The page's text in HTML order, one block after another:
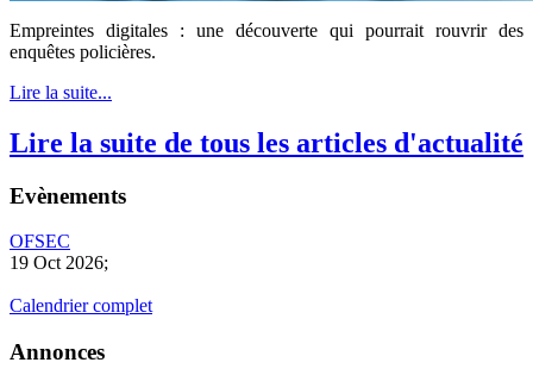
Empreintes digitales : une découverte qui pourrait rouvrir des
enquêtes policières.
Lire la suite...
Lire la suite de tous les articles d'actualité
Evènements
OFSEC
19 Oct 2026;
Calendrier complet
Annonces